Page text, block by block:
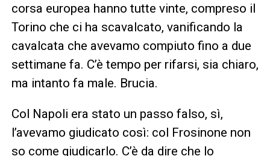
corsa europea hanno tutte vinte, compreso il
Torino che ci ha scavalcato, vanificando la
cavalcata che avevamo compiuto fino a due
settimane fa. C’è tempo per rifarsi, sia chiaro,
ma intanto fa male. Brucia.
Col Napoli era stato un passo falso, sì,
l’avevamo giudicato così: col Frosinone non
so come giudicarlo. C’è da dire che lo